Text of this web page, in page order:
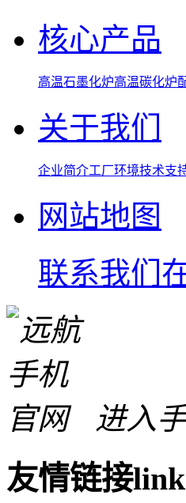
核心产品
高温石墨化炉高温碳化炉
关于我们
企业简介工厂环境技术支
网站地图
联系我们
进入
友情链接